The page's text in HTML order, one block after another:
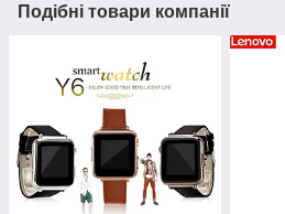
Подібні товари компанії